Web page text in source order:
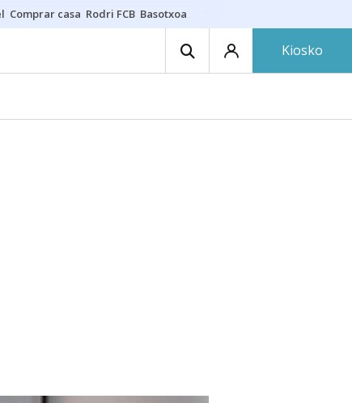
Comprar casa Rodri FCB Basotxoa
Kiosko